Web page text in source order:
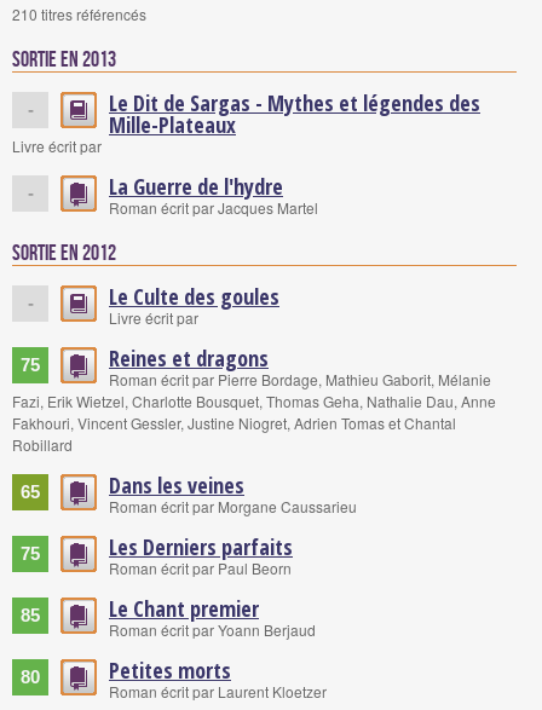
210 titres référencés
Sortie en 2013
- Le Dit de Sargas - Mythes et légendes des
Mille-Plateaux
Livre écrit par
- La Guerre de l'hydre
Roman écrit par Jacques Martel
Sortie en 2012
- Le Culte des goules
Livre écrit par
75 Reines et dragons
Roman écrit par Pierre Bordage, Mathieu Gaborit, Mélanie
Fazi, Erik Wietzel, Charlotte Bousquet, Thomas Geha, Nathalie Dau, Anne
Fakhouri, Vincent Gessler, Justine Niogret, Adrien Tomas et Chantal
Robillard
65 Dans les veines
Roman écrit par Morgane Caussarieu
75 Les Derniers parfaits
Roman écrit par Paul Beorn
85 Le Chant premier
Roman écrit par Yoann Berjaud
80 Petites morts
Roman écrit par Laurent Kloetzer